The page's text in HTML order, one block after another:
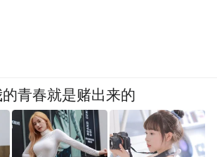
青春就是赌出来的